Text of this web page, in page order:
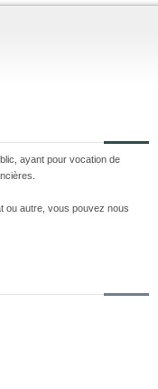
ayant pour vocation de
ou autre, vous pouvez nous